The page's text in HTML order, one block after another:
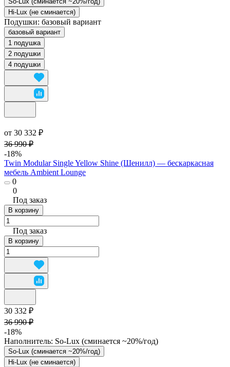
Hi-Lux (не сминается)
Подушки: базовый вариант
базовый вариант
1 подушка
2 подушки
4 подушки
от 30 332 ₽
36 990 ₽
-18%
Twin Modular Single Yellow Shine (Шенилл) — бескаркасная
мебель Ambient Lounge
0
0
Под заказ
В корзину
Под заказ
В корзину
30 332 ₽
36 990 ₽
-18%
Наполнитель: So-Lux (cминается ~20%/год)
So-Lux (cминается ~20%/год)
Hi-Lux (не сминается)